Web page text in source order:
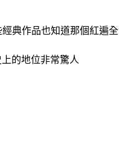
典作品也知道那個紅遍
的地位非常驚人